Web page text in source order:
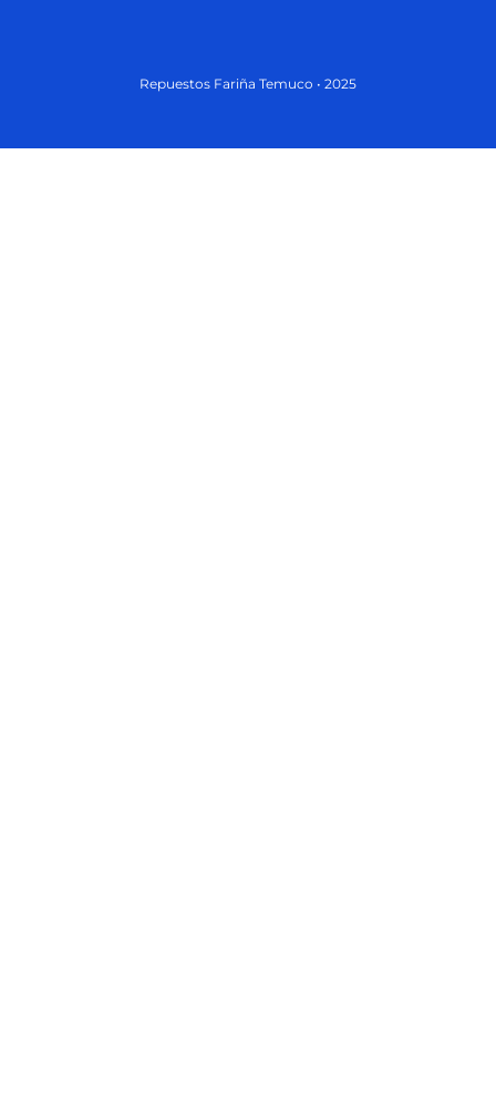
Repuestos Fariña Temuco • 2025